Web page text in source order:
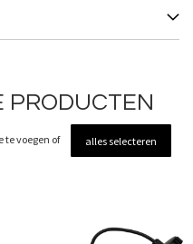
PRODUCTEN
te voegen of alles selecteren